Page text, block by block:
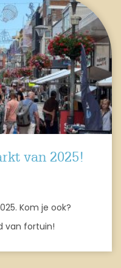
van 2025!
Kom je ook?
van fortuin!